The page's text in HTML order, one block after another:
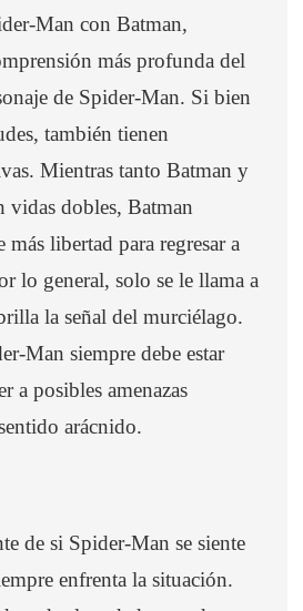
Man con Batman,
más profunda del
de Spider-Man. Si bien
también tienen
Mientras tanto Batman y
vidas dobles, Batman
más libertad para regresar a
lo general, solo se le llama a
la señal del murciélago.
Man siempre debe estar
a posibles amenazas
arácnido.
de si Spider-Man se siente
enfrenta la situación.